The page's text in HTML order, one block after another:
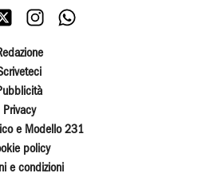
Privacy
e Modello 231
policy
e condizioni